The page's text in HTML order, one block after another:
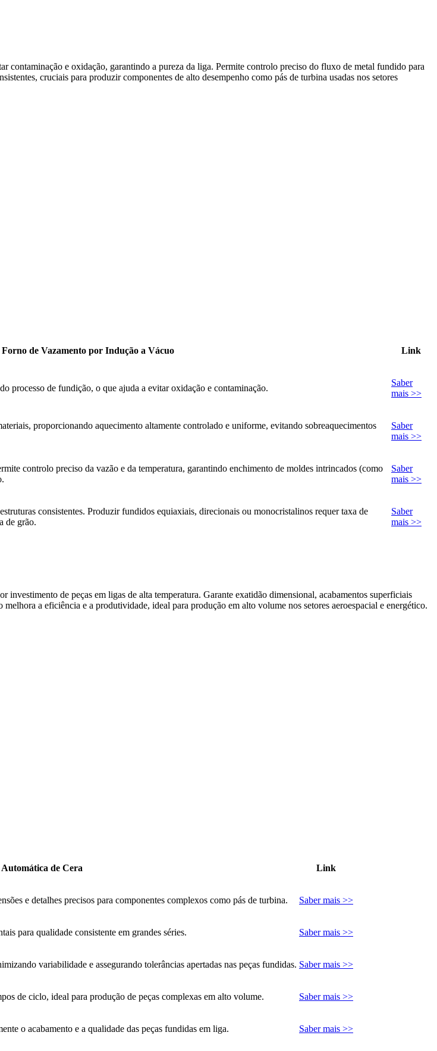
contaminação e oxidação, garantindo a pureza da liga. Permite controlo preciso do fluxo de metal fundido para
cruciais para produzir componentes de alto desempenho como pás de turbina usadas nos setores
Forno de Vazamento por Indução a Vácuo Link
processo de fundição, o que ajuda a evitar oxidação e contaminação.
Saber
mais >>
proporcionando aquecimento altamente controlado e uniforme, evitando sobreaquecimentos
Saber
mais >>
controlo preciso da vazão e da temperatura, garantindo enchimento de moldes intrincados (como
Saber
mais >>
consistentes. Produzir fundidos equiaxiais, direcionais ou monocristalinos requer taxa de
de grão.
Saber
mais >>
de peças em ligas de alta temperatura. Garante exatidão dimensional, acabamentos superficiais
a eficiência e a produtividade, ideal para produção em alto volume nos setores aeroespacial e energético.
Automática de Cera Link
e detalhes precisos para componentes complexos como pás de turbina. Saber mais >>
para qualidade consistente em grandes séries. Saber mais >>
variabilidade e assegurando tolerâncias apertadas nas peças fundidas. Saber mais >>
de ciclo, ideal para produção de peças complexas em alto volume. Saber mais >>
o acabamento e a qualidade das peças fundidas em liga. Saber mais >>